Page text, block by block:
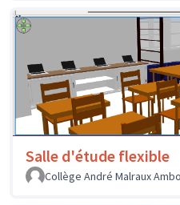
Salle d'étude flexible
Collège André Malraux